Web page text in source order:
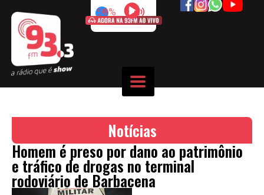
50%
Notícias
Homem é preso por dano ao patrimônio
e tráfico de drogas no terminal
rodoviário de Barbacena